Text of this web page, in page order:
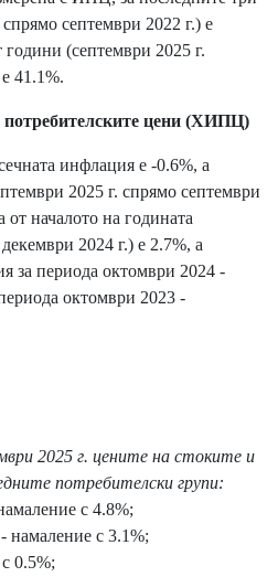
септември 2022 г.) е
години (септември 2025 г.
41.1%.
цени (ХИПЦ)
инфлация е -0.6%, а
2025 г. спрямо септември
началото на годината
2024 г.) е 2.7%, а
за периода октомври 2024 -
октомври 2023 -
2025 г. цените на стоките и
потребителски групи:
с 4.8%;
намаление с 3.1%;
0.5%;